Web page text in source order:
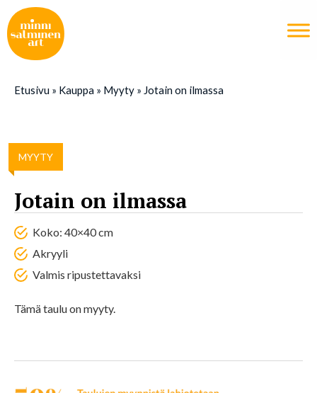
Etusivu » Kauppa » Myyty » Jotain on ilmassa
MYYTY
Jotain on ilmassa
Koko: 40×40 cm
Akryyli
Valmis ripustettavaksi
Tämä taulu on myyty.